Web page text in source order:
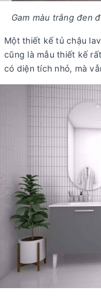
Gam màu trắng đen
Một thiết kế tủ chậu
cũng là mẫu thiết kế
có diện tích nhỏ, mà